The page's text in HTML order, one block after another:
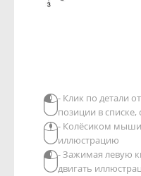
- Клик по детали
позиции в списке,
- Колёсиком
иллюстрацию
- Зажимая левую
двигать